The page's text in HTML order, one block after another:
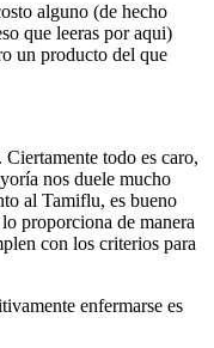
alguno (de hecho
que leeras por aqui)
un producto del que
todo es caro,
nos duele mucho
al Tamiflu, es bueno
proporciona de manera
con los criterios para
enfermarse es